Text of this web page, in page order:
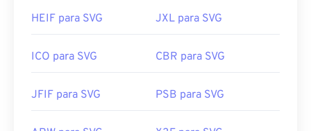
Links úteis:
https://en.wikipedia.org/wiki/Scalable_Vector_Graphics
HEIF para SVG JXL para SVG
ICO para SVG CBR para SVG
JFIF para SVG PSB para SVG